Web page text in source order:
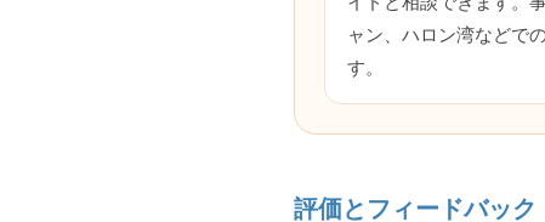
ャン、ハロン湾などで
す。
評価とフィードバック